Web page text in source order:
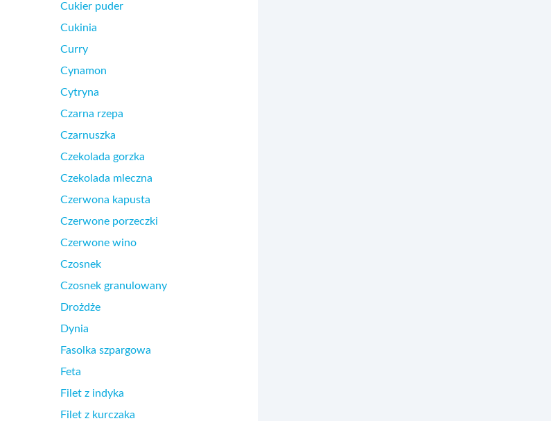
Cukier puder
Cukinia
Curry
Cynamon
Cytryna
Czarna rzepa
Czarnuszka
Czekolada gorzka
Czekolada mleczna
Czerwona kapusta
Czerwone porzeczki
Czerwone wino
Czosnek
Czosnek granulowany
Drożdże
Dynia
Fasolka szpargowa
Feta
Filet z indyka
Filet z kurczaka